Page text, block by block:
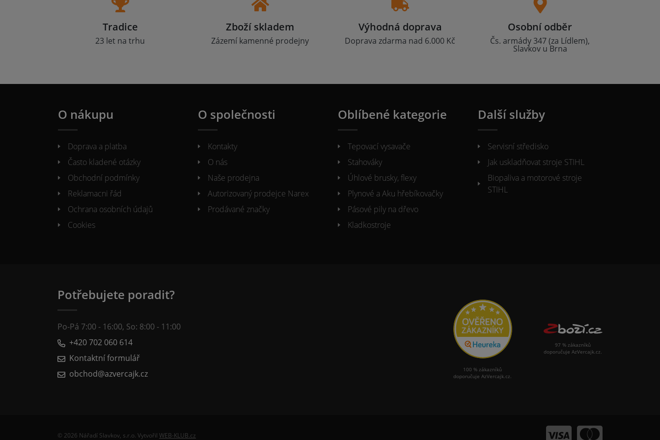
Tradice
23 let na trhu
Zboží skladem
Zázemí kamenné prodejny
Výhodná doprava
Doprava zdarma nad 6.000 Kč
Osobní odběr
Čs. armády 347 (za Lídlem),
Slavkov u Brna
O nákupu
Doprava a platba
Často kladené otázky
Obchodní podmínky
Reklamacni řád
Ochrana osobních údajů
Cookies
O společnosti
Kontakty
O nás
Naše prodejna
Autorizovaný prodejce Narex
Prodávané značky
Oblíbené kategorie
Tepovací vysavače
Stahováky
Úhlové brusky, flexy
Plynové a Aku hřebíkovačky
Pásové pily na dřevo
Kladkostroje
Další služby
Servisní středisko
Jak uskladňovat stroje STIHL
Biopaliva a motorové stroje
STIHL
Potřebujete poradit?
Po-Pá 7:00 - 16:00, So: 8:00 - 11:00
+420 702 060 614
Kontaktní formulář
obchod@azvercajk.cz
100 % zákazníků
doporučuje AzVercajk.cz.
97 % zákazníků
doporučuje AzVercajk.cz.
© 2026 Nářadí Slavkov, s.r.o. Vytvořil WEB-KLUB.cz